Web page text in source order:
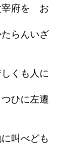
宰府を お
らんいざ
くも人に
ひに左遷
叫べども